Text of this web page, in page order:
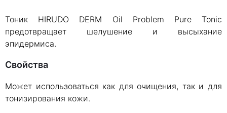
Тоник HIRUDO DERM Oil Problem Pure Tonic
предотвращает шелушение и высыхание
эпидермиса.
Свойства
Может использоваться как для очищения, так и для
тонизирования кожи.